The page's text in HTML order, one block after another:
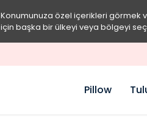
Konumunuza özel içerikleri görmek
için başka bir ülkeyi veya bölgeyi
Pillow